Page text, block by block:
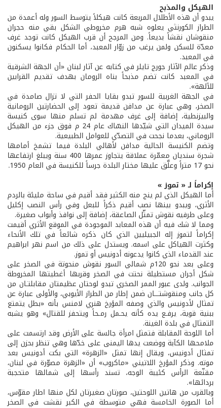
الهيكل والمذبح
يبدو أن هذه الأطلال المربعة كانت هيكلاً يتوسط السور وله أعمدة من
الطراز الكورنثي يعلوه شبه هرم مخروطي الشكل بقي منه حجران
منقوشان نقشاً بديعاً. ومن المرجح أن قرب الهيكل كانت توجد غرف
معدّة للسكن ولمن يرغب من زوّار المعبد، أما الحكام فكانوا يسكنون
في المعبد.
وذكر عالم الآثار جورج تايلر في كتابه عن آثار لبنان «أن الجهة الشرقية
في المعبد كانت تضم مذبحاً بناه الرومان بهدف تقديم القرابين
للآلهة».
في الجهة الغربية للسور تبدو بقايا الحفر التي لا تزال صامدة في
الصخر، وهي عبارة عن مدافن قديمة تعود إلى الحضارتين الرومانية
والبيزنطية، إضافة إلى غرف مهدمة لم تسلم منها سوى كنيسة
سيدة الميدان التي شيّدها النسّاك عام 24 م فوق جزء من الهيكل
الروماني، بعدما نجحت في التصدّي للعوامل الطبيعية.
وتضم الكنيسة الحالية مدافن لأهالي البلدة فيما تشمخ أمامها
شجرة سنديان معمّرة عملاقة يتجاوز عمرها 400 سنة ويبلغ ارتفاعها
نحو 17 متراً وعلَّق عليها مختار البلدة جرساً للكنيسة في العام 1950.
إكراماً لـ « تموز »
أما الهيكل الذي لم ينج منه الكثير فقد أقيم في ساحة مليئة بالردم
الأثري، ويبدو بينها نصب أقيم ذكراً للبعل وفي رأس النصب إكليل
وعلى طرفيه نقوش تمثّل الصاعقة، إضافة إلى نوافذ وأبواب صغيرة.
ومما لا شك فيه أن هذه المعابد الموجودة في الموقع الأثري أقيمت
إكراماً لتموز إله الجبيليين الذي كان ذكره شائعاً في تلك الأنحاء
وكثرت الهياكل على اسمه. ويستدل على ذلك من اسم نهر ابراهيم
عند القدماء الذي كانوا يدعونه أدونيس أو تموز.
وعلى بعد نحو 120م شمالي السور نقوش منحوتة في الصخر على
شكل أجران مستطيلة نحتت في الصخر وقربها أغطيتها المخروطة
الجوانب. ولدى عبور الممر الصخري تبدو لوحتان عظيمتان مقابلتـان من
كل جانب ومنقوشتـــان ضمن إطار من الطراز الأيوبي، والأولى عبارة عن
تمثال لأدونيس والذي وصفه المؤرخ هنري لامنس بأنه «بطل يتمتع
ببنية قوية، يرفـع يده كأنه يحـمل رمـحاً ويتحفز للقتال» وهو يشبه
التمثال في بلدة الغينة.
أما اللوحة المقابلة فتمثل امرأة جالسة على الأرض وقد ارتسمت على
ملامحها الكآبة ووضعت يدها اليمنى على خدّها وهي تنظر بحزن إلى
تمثال أدونيس، ويقال إنها تمثل «الزهرة» التي بكت أدونيس بعد
موته. وذكر المؤرخ اللاتيني «ماكروب» أن «الزهرة مصوّرة في لبنان،
مقنّعة الرأس كئيبة الوجه، تسند رأسها إلى شمالها متحجبة
بردائها».
وبالقرب من هاتين اللوحتين، صورتان صغيرتان لكل منها اطار مقوّس،
أما الصورة الخامسة فهي متوسطة في الكبر نقشت في الصخر